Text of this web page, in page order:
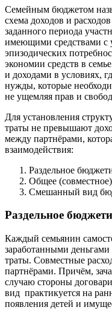
Семейным бюджетом
схема доходов и
заданного периода
имеющими средствами с
эпизодических
экономии средств в
и доходами в условиях,
нужды, которые
не ущемляя прав и
Для установления
траты не превышают
между партнёрами,
взаимодействия:
Раздельное
Общее
Смешанный вид
Раздельное
Каждый семьянин
заработанными
траты. Совместные
партнёрами. Причём,
случаю стороны
вид практикуется на
появления детей и